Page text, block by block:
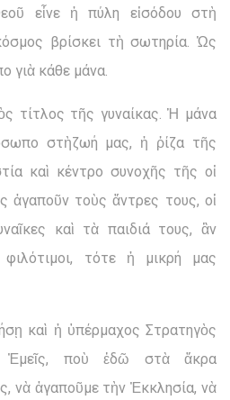
εἶνε ἡ πύλη εἰσόδου στὴ
βρίσκει τὴ σωτηρία. Ὡς
γιὰ κάθε μάνα.
τίτλος τῆς γυναίκας. Ἡ μάνα
στὴζωή μας, ἡ ῥίζα τῆς
καὶ κέντρο συνοχῆς τῆς οἰ
ἀγαποῦν τοὺς ἄντρες τους, οἱ
καὶ τὰ παιδιά τους, ἂν
φιλότιμοι, τότε ἡ μικρή μας
καὶ ἡ ὑπέρμαχος Στρατηγὸς
Ἐμεῖς, ποὺ ἐδῶ στὰ ἄκρα
νὰ ἀγαποῦμε τὴν Ἐκκλησία, νὰ